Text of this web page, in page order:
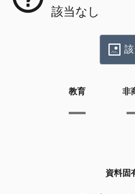
該当なし
教育 非
資料固